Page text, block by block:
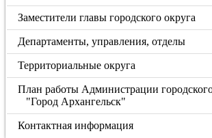
Заместители главы городского округа
Департаменты, управления, отделы
Территориальные округа
План работы Администрации
"Город Архангельск"
Контактная информация